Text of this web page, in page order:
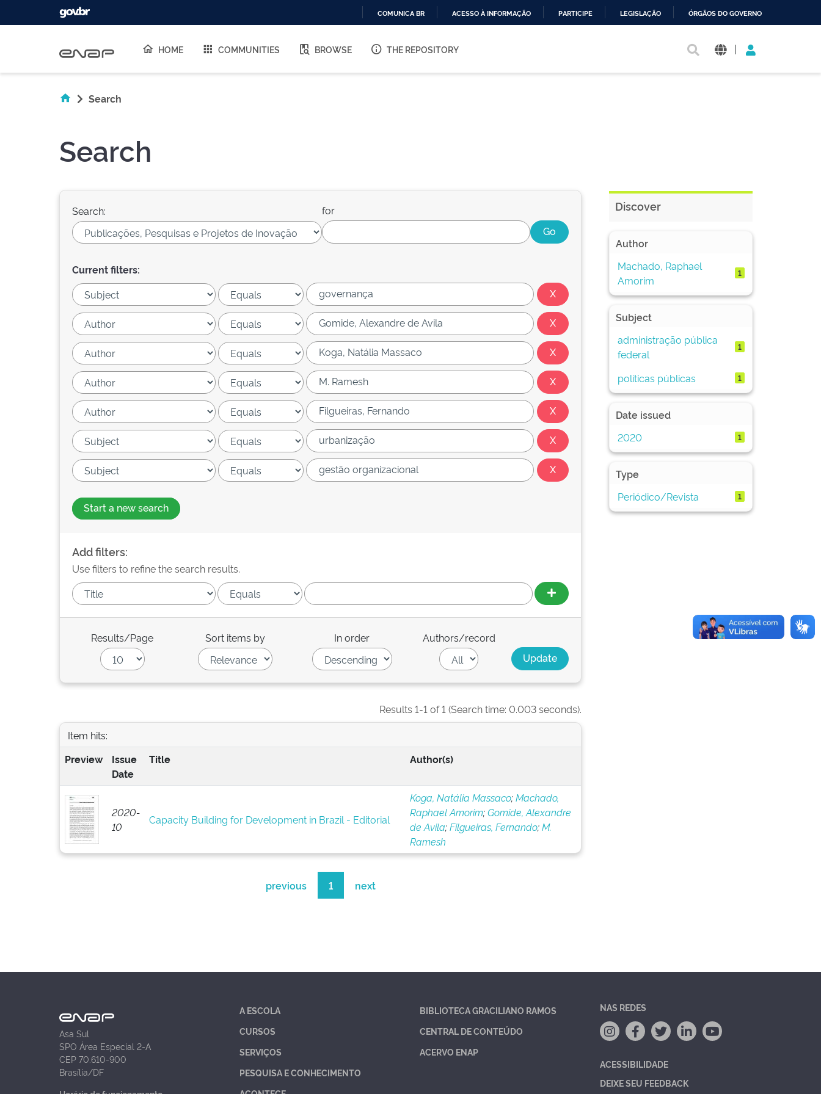
O
COMUNICA BR ACESSO À INFORMAÇÃO PARTICIPE LEGISLAÇÃO ÓRGÃOS DO GOVERNO
HOME COMMUNITIES BROWSE THE REPOSITORY |
Search
Search
Search: for
Current filters:
Start a new search
Add filters:
Use filters to refine the search results.
Results/Page Sort items by In order Authors/record
Results 1-1 of 1 (Search time: 0.003 seconds).
Item hits:
Preview
Issue
Date
Title Author(s)
2020-
10
Capacity Building for Development in Brazil - Editorial
Koga, Natália Massaco;Machado,
Raphael Amorim;Gomide, Alexandre
de Avila;Filgueiras, Fernando;M.
Ramesh
previous 1 next
Discover
Author
Machado, Raphael
Amorim
1
Subject
administração pública
federal
1
políticas públicas 1
Date issued
2020
1
Type
Periódico/Revista
1
Asa Sul
SPO Área Especial 2-A
CEP 70.610-900
Brasília/DF
A ESCOLA
CURSOS
SERVIÇOS
PESQUISA E CONHECIMENTO
BIBLIOTECA GRACILIANO RAMOS
CENTRAL DE CONTEÚDO
ACERVO ENAP
NAS REDES
ACESSIBILIDADE
DEIXE SEU FEEDBACK